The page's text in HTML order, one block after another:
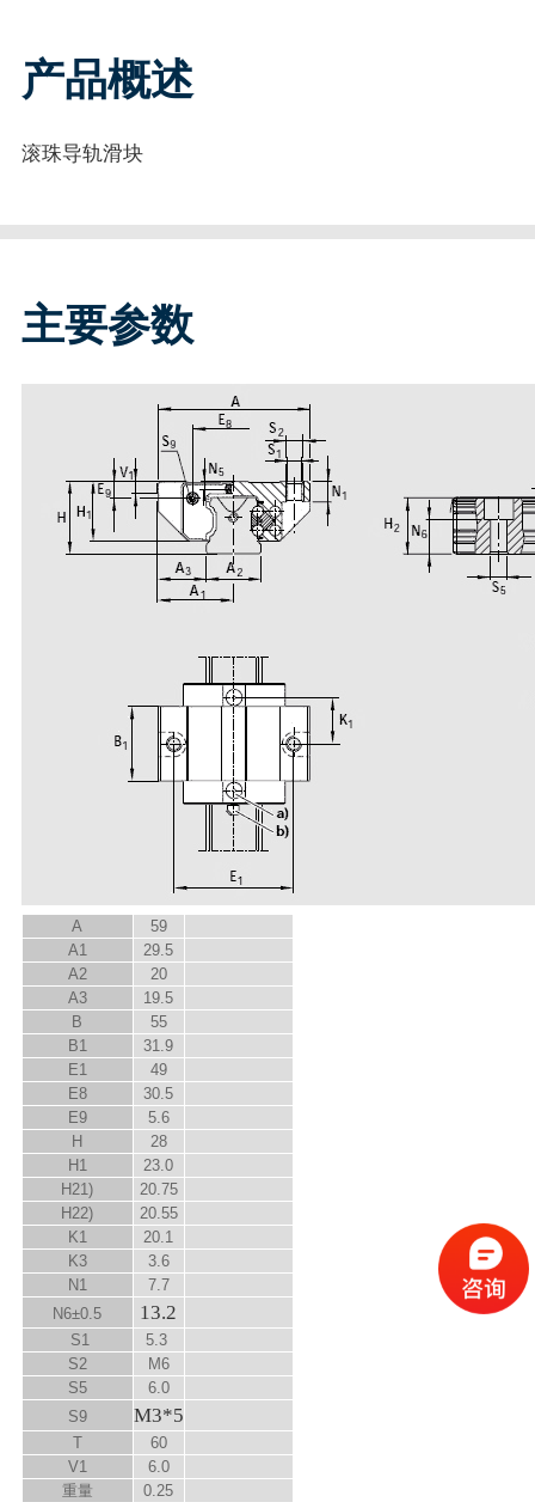
产品概述
滚珠导轨滑块
主要参数
A
59
A1
29.5
A2
20
A3
19.5
B
55
B1
31.9
E1
49
E8
30.5
E9
5.6
H
28
H1
23.0
H21)
20.75
H22)
20.55
K1
20.1
K3
3.6
N1
7.7
N6±0.5 13.2
S1
5.3
S2
M6
S5
6.0
S9 M3*5
T
60
V1
6.0
重量
0.25